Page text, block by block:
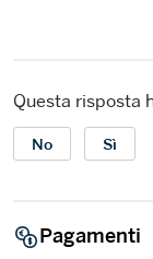
Questa risposta
No Sì
Pagamenti